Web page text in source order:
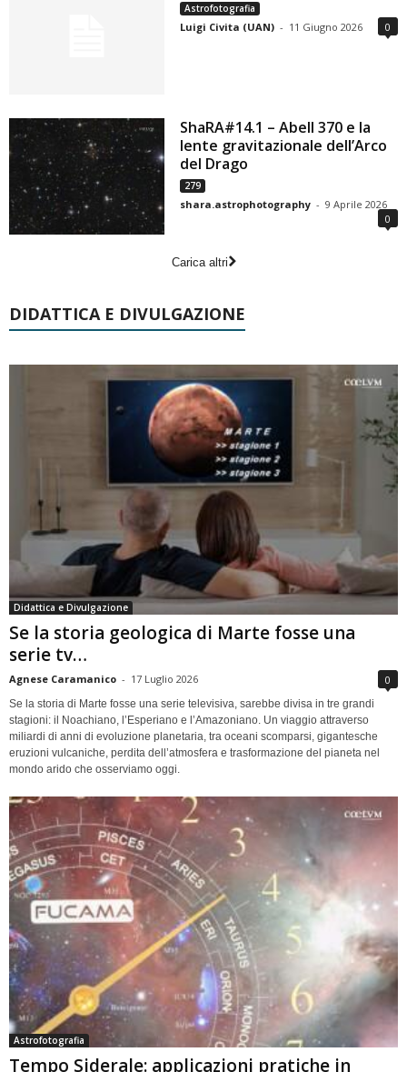
Astrofotografia
Luigi Civita (UAN) - 11 Giugno 2026 0
ShaRA#14.1 – Abell 370 e la
lente gravitazionale dell’Arco
del Drago
279
shara.astrophotography - 9 Aprile 2026
0
Carica altri
DIDATTICA E DIVULGAZIONE
Didattica e Divulgazione
Se la storia geologica di Marte fosse una
serie tv…
Agnese Caramanico - 17 Luglio 2026 0
Se la storia di Marte fosse una serie televisiva, sarebbe divisa in tre grandi
stagioni: il Noachiano, l’Esperiano e l’Amazoniano. Un viaggio attraverso
miliardi di anni di evoluzione planetaria, tra oceani scomparsi, gigantesche
eruzioni vulcaniche, perdita dell’atmosfera e trasformazione del pianeta nel
mondo arido che osserviamo oggi.
Astrofotografia
Tempo Siderale: applicazioni pratiche in